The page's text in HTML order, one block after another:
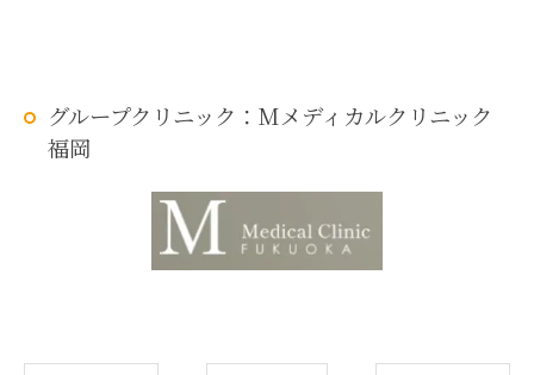
グループクリニック：Mメディカルクリニック
福岡